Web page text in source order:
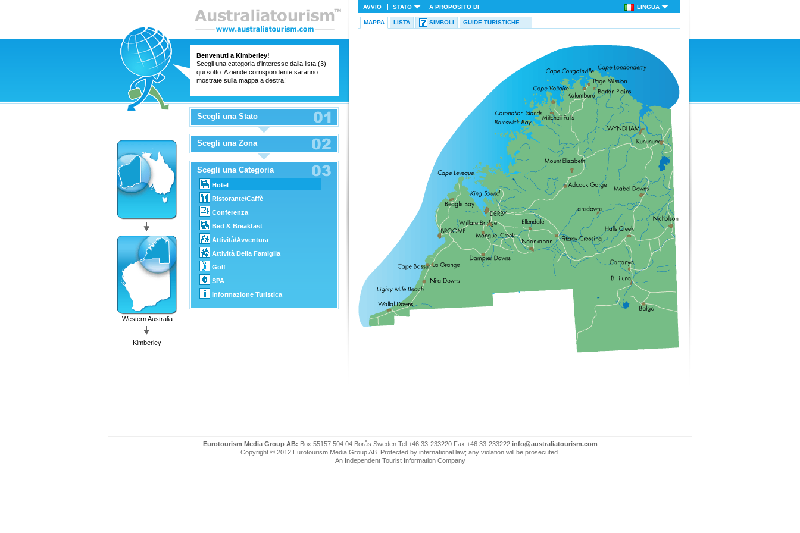
Benvenuti a Kimberley!
Scegli una categoria d'interesse dalla lista (3)
qui sotto. Aziende corrispondente saranno
mostrate sulla mappa a destra!
Western Australia
Kimberley
Scegli una Stato
Scegli una Zona
Scegli una Categoria
Hotel
Ristorante/Caffè
Conferenza
Bed & Breakfast
Attività/Avventura
Attività Della Famiglia
Golf
SPA
Informazione Turistica
AVVIO STATO A PROPOSITO DI LINGUA
MAPPA LISTA SIMBOLI GUIDE TURISTICHE
Eurotourism Media Group AB: Box 55157 504 04 Borås Sweden Tel +46 33-233220 Fax +46 33-233222 info@australiatourism.com
Copyright © 2012 Eurotourism Media Group AB. Protected by international law; any violation will be prosecuted.
An Independent Tourist Information Company